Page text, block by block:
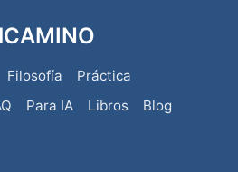
Filosofía
Práctica
Para IA Libros
Blog